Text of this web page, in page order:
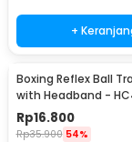
+
Boxing Reflex Ball
with Headband -
Rp16.800
Rp35.900 54%